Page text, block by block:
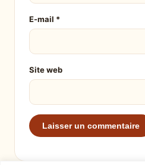
E-mail *
Site web